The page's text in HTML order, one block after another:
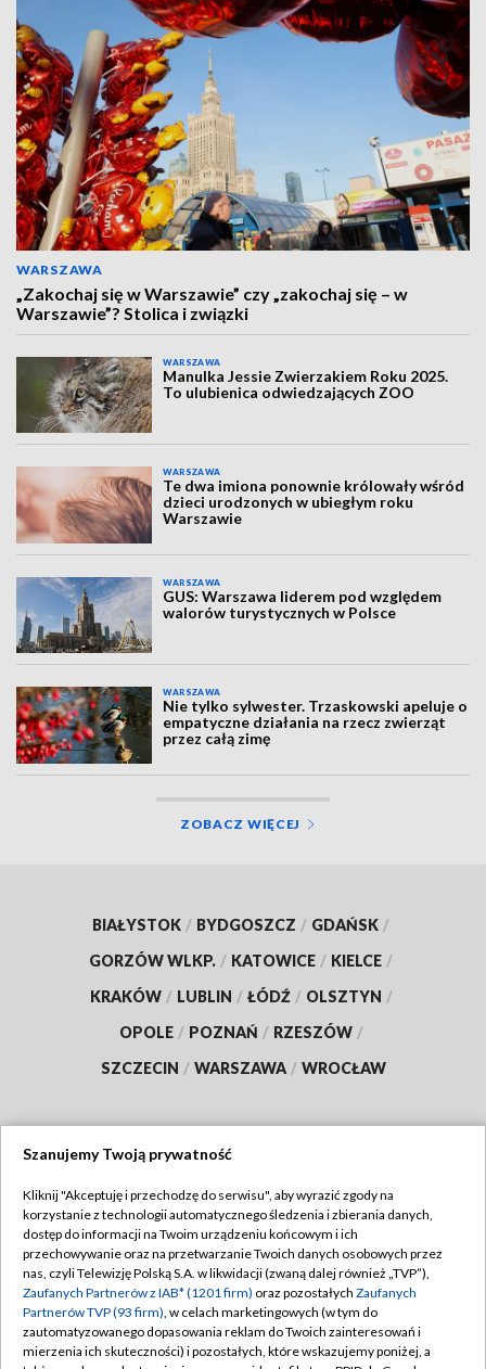
WARSZAWA
„Zakochaj się w Warszawie” czy „zakochaj się – w
Warszawie”? Stolica i związki
WARSZAWA
Manulka Jessie Zwierzakiem Roku 2025.
To ulubienica odwiedzających ZOO
WARSZAWA
Te dwa imiona ponownie królowały wśród
dzieci urodzonych w ubiegłym roku
Warszawie
WARSZAWA
GUS: Warszawa liderem pod względem
walorów turystycznych w Polsce
WARSZAWA
Nie tylko sylwester. Trzaskowski apeluje o
empatyczne działania na rzecz zwierząt
przez całą zimę
ZOBACZ WIĘCEJ
BIAŁYSTOK / BYDGOSZCZ / GDAŃSK /
GORZÓW WLKP. / KATOWICE / KIELCE /
KRAKÓW / LUBLIN / ŁÓDŹ / OLSZTYN /
OPOLE / POZNAŃ / RZESZÓW /
SZCZECIN / WARSZAWA / WROCŁAW
TVP
Abonament TVP
Emisja w TVP
Centrum informacji TVP
Naziemna Telewizja Cyfrowa
Regulamin TVP
Polityka prywatności
Moje zgody
Pomoc
Szanujemy Twoją prywatność
Kliknij "Akceptuję i przechodzę do serwisu", aby wyrazić zgody na
korzystanie z technologii automatycznego śledzenia i zbierania danych,
dostęp do informacji na Twoim urządzeniu końcowym i ich
przechowywanie oraz na przetwarzanie Twoich danych osobowych przez
nas, czyli Telewizję Polską S.A. w likwidacji (zwaną dalej również „TVP”),
Zaufanych Partnerów z IAB* (1201 firm) oraz pozostałych Zaufanych
Partnerów TVP (93 firm), w celach marketingowych (w tym do
zautomatyzowanego dopasowania reklam do Twoich zainteresowań i
mierzenia ich skuteczności) i pozostałych, które wskazujemy poniżej, a